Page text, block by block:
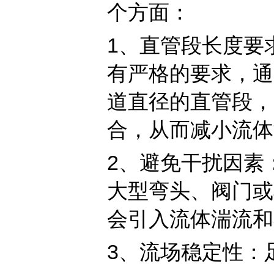
个方面‌：‌
1‌、直管段长度要
有严格的要求，
道直径的直管段
合，从而减小流
2‌、避免干扰因素‌
大型弯头、阀门
会引入流体湍流
3‌、流场稳定性‌：